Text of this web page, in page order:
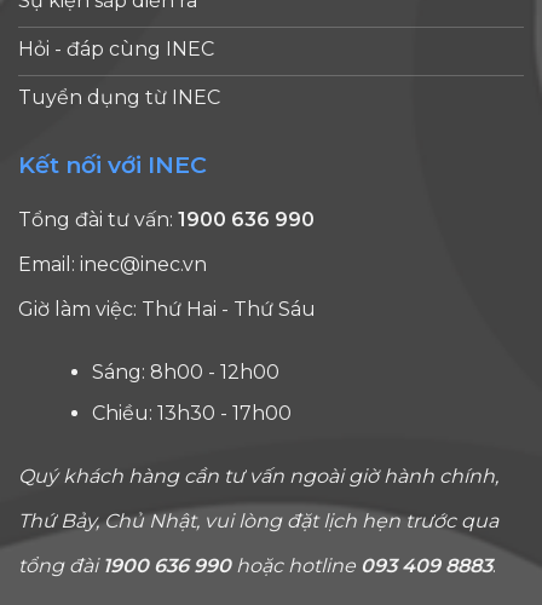
Hỏi - đáp cùng INEC
Tuyển dụng từ INEC
Kết nối với INEC
Tổng đài tư vấn: 1900 636 990
Email: inec@inec.vn
Giờ làm việc: Thứ Hai - Thứ Sáu
Sáng: 8h00 - 12h00
Chiều: 13h30 - 17h00
Quý khách hàng cần tư vấn ngoài giờ hành chính,
Thứ Bảy, Chủ Nhật, vui lòng đặt lịch hẹn trước qua
tổng đài 1900 636 990hoặc hotline 093 409 8883.